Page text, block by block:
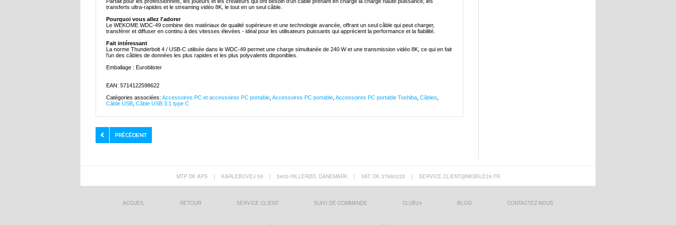
transferts ultra-rapides et le streaming vidéo 8K, le tout en un seul câble.
Pourquoi vous allez l'adorer
Le WEKOME WDC-49 combine des matériaux de qualité supérieure et une technologie avancée, offrant un seul câble qui peut charger,
transférer et diffuser en continu à des vitesses élevées - idéal pour les utilisateurs puissants qui apprécient la performance et la fiabilité.
Fait intéressant
La norme Thunderbolt 4 / USB-C utilisée dans le WDC-49 permet une charge simultanée de 240 W et une transmission vidéo 8K, ce qui en fait
l'un des câbles de données les plus rapides et les plus polyvalents disponibles.
Emballage : Euroblister
EAN: 5714122598622
Catégories associées: Accessoires PC et accessoires PC portable Accessoires PC portable Accessoires PC portable Toshiba Câbles
Câble USB Câble USB 3.1 type C
MTP DK APS | KARLEBOVEJ 59 | 3400 HILLERØD, DANEMARK | VAT: DK 37860220 | SERVICE.CLIENT@MOBILE24.FR
ACCUEIL RETOUR SERVICE CLIENT SUIVI DE COMMANDE CLUB24 BLOG CONTACTEZ-NOUS